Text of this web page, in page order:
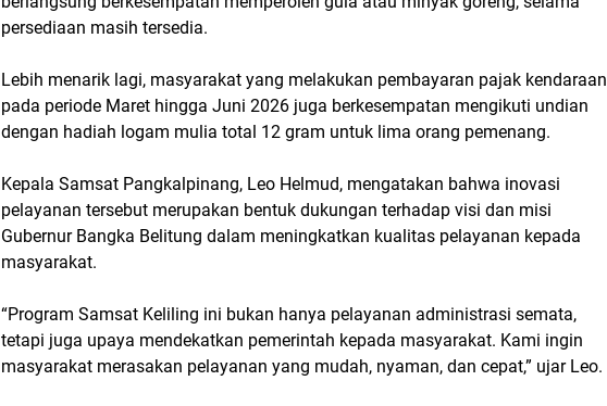
persediaan masih tersedia.
Lebih menarik lagi, masyarakat yang melakukan pembayaran pajak kendaraan
pada periode Maret hingga Juni 2026 juga berkesempatan mengikuti undian
dengan hadiah logam mulia total 12 gram untuk lima orang pemenang.
Kepala Samsat Pangkalpinang, Leo Helmud, mengatakan bahwa inovasi
pelayanan tersebut merupakan bentuk dukungan terhadap visi dan misi
Gubernur Bangka Belitung dalam meningkatkan kualitas pelayanan kepada
masyarakat.
“Program Samsat Keliling ini bukan hanya pelayanan administrasi semata,
tetapi juga upaya mendekatkan pemerintah kepada masyarakat. Kami ingin
masyarakat merasakan pelayanan yang mudah, nyaman, dan cepat,” ujar Leo.